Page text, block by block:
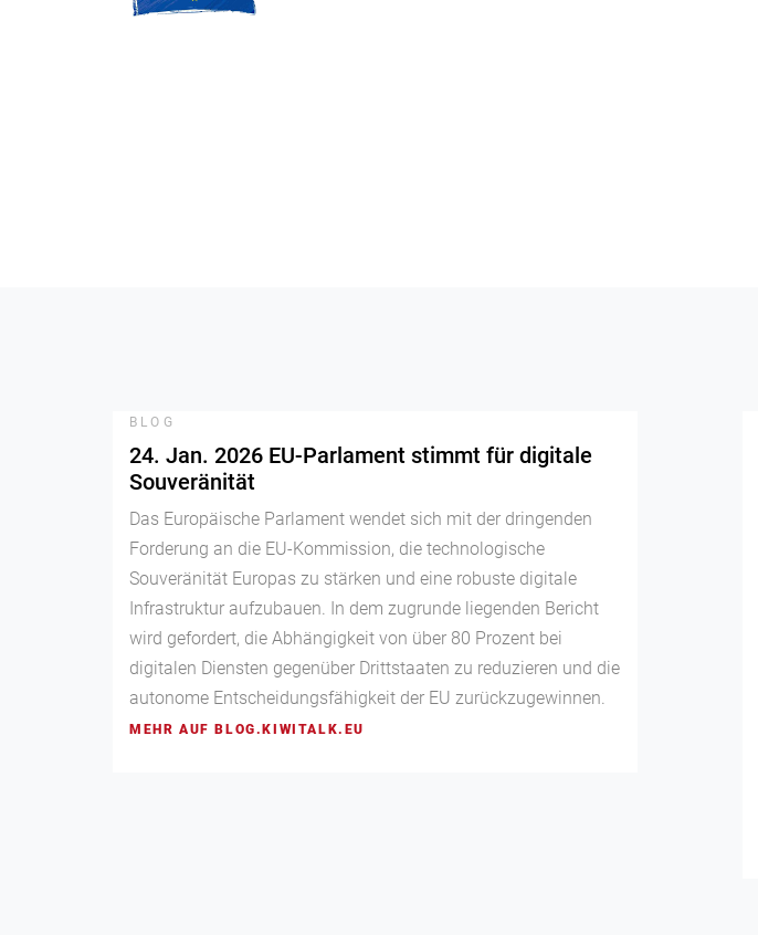
BLOG
24. Jan. 2026 EU-Parlament stimmt für digitale
Souveränität
Das Europäische Parlament wendet sich mit der dringenden
Forderung an die EU-Kommission, die technologische
Souveränität Europas zu stärken und eine robuste digitale
Infrastruktur aufzubauen. In dem zugrunde liegenden Bericht
wird gefordert, die Abhängigkeit von über 80 Prozent bei
digitalen Diensten gegenüber Drittstaaten zu reduzieren und die
autonome Entscheidungsfähigkeit der EU zurückzugewinnen.
MEHR AUF BLOG.KIWITALK.EU